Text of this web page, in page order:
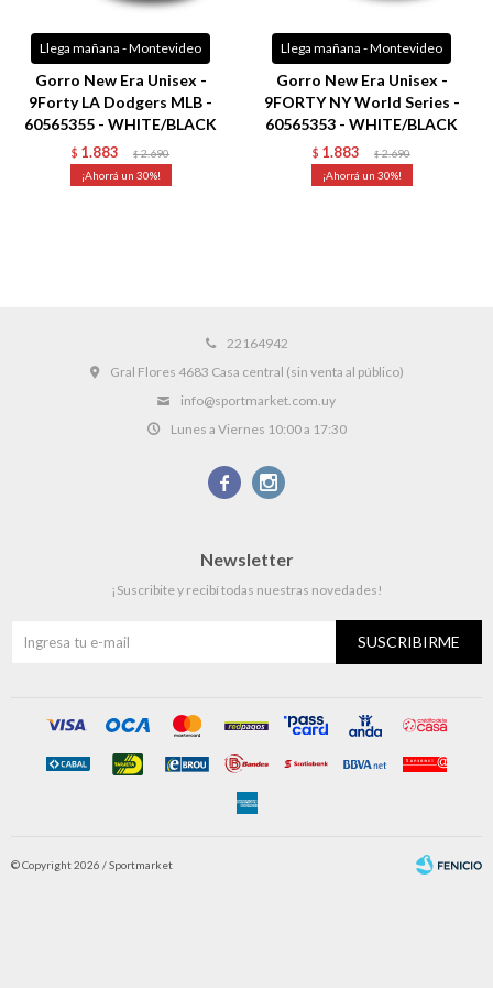
Llega mañana - Montevideo
Gorro New Era Unisex -
9Forty LA Dodgers MLB -
60565355 - WHITE/BLACK
$ 1.883 $ 2.690
30
Llega mañana - Montevideo
Gorro New Era Unisex -
9FORTY NY World Series -
60565353 - WHITE/BLACK
$ 1.883 $ 2.690
30
22164942
Gral Flores 4683 Casa central (sin venta al público)
info@sportmarket.com.uy
Lunes a Viernes 10:00 a 17:30
 
Newsletter
¡Suscribite y recibí todas nuestras novedades!
SUSCRIBIRME
© Copyright 2026 / Sportmarket